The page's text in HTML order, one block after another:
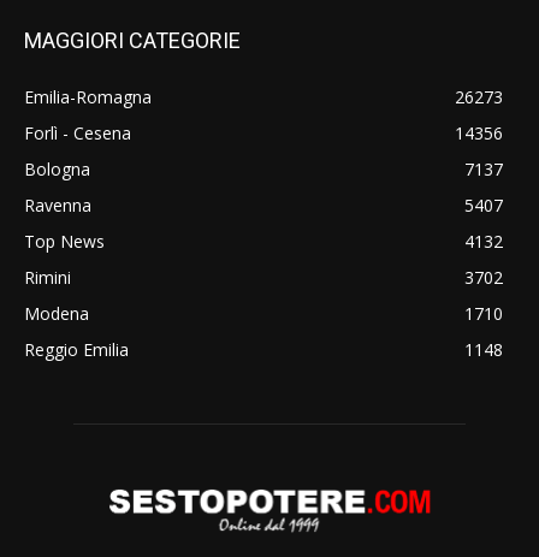
MAGGIORI CATEGORIE
Emilia-Romagna
26273
Forlì - Cesena
14356
Bologna
7137
Ravenna
5407
Top News
4132
Rimini
3702
Modena
1710
Reggio Emilia
1148